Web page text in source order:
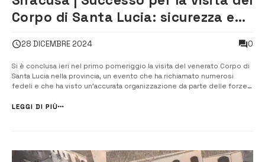
Corpo di Santa Lucia: sicurezza e
28 DICEMBRE 2024 0
Si è conclusa ieri nel primo pomeriggio la visita del venerato Corpo di
Santa Lucia nella provincia, un evento che ha richiamato numerosi
fedeli e che ha visto un’accurata organizzazione da parte delle forze
preceduta dall’arrivo delle sue spoglie, il 14 dicembre scorso, a...
LEGGI DI PIÙ